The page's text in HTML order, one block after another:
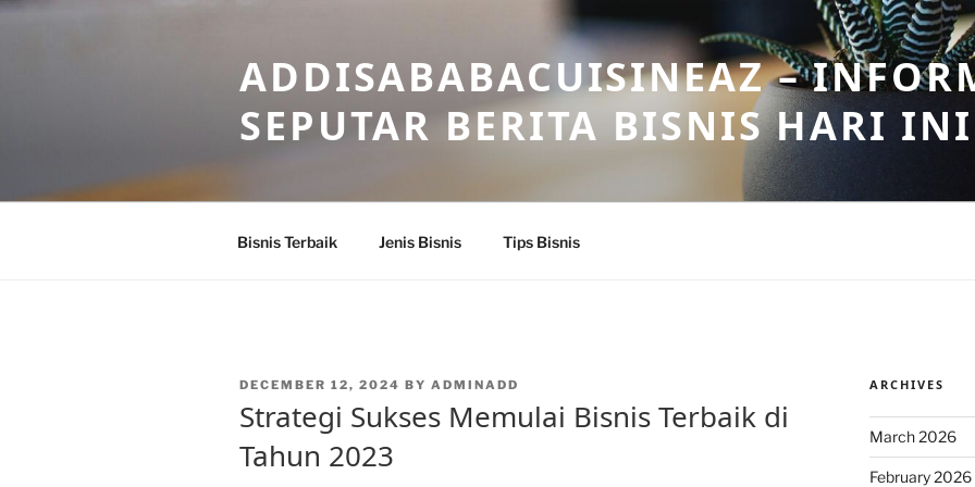
Skip
ADDISABABACUISINEAZ –
SEPUTAR BERITA BISNIS HARI INI
Bisnis Terbaik Jenis Bisnis Tips Bisnis
POSTED
DECEMBER 12, 2024 BY ADMINADD
Strategi Sukses Memulai Bisnis Terbaik di
Tahun 2023
ARCHIVES
March 2026
February 2026